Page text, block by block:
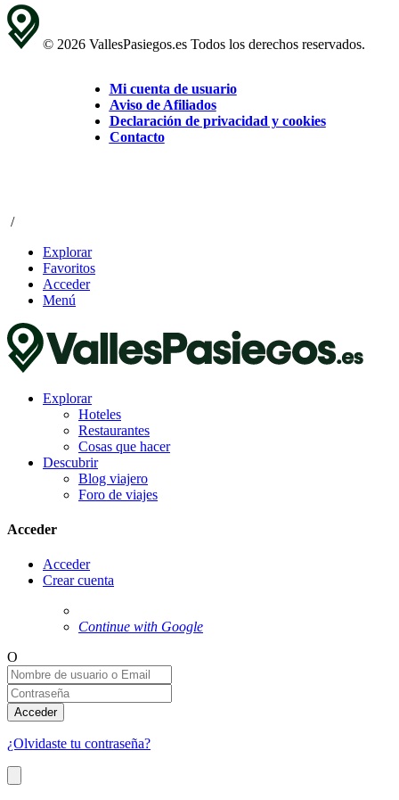
© 2026 VallesPasiegos.es Todos los derechos reservados.
Mi cuenta de usuario
Aviso de Afiliados
Declaración de privacidad y cookies
Contacto
/
Explorar
Favoritos
Acceder
Menú
Explorar
Hoteles
Restaurantes
Cosas que hacer
Descubrir
Blog viajero
Foro de viajes
Acceder
Acceder
Crear cuenta
Continue with Google
O
Acceder
¿Olvidaste tu contraseña?